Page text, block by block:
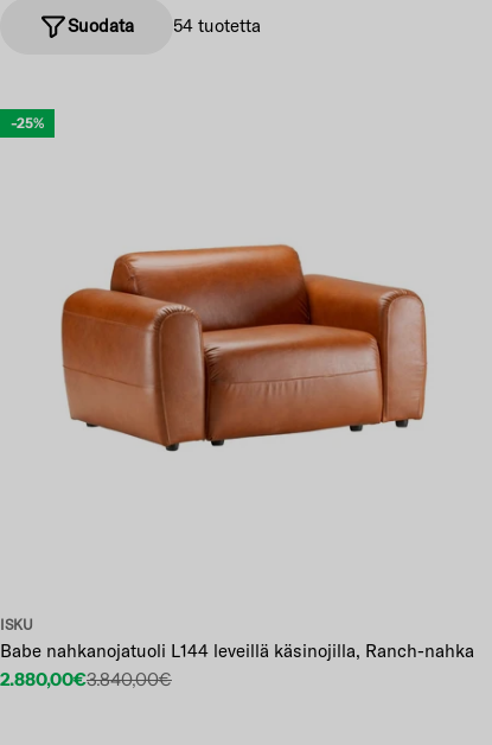
54 tuotetta
Suodata
-25%
ISKU
Babe nahkanojatuoli L144 leveillä käsinojilla, Ranch-nahka
Etuhinta
2.880,00€
Normaalihinta3.840,00€